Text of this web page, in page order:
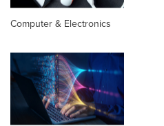
Computer & Electronics